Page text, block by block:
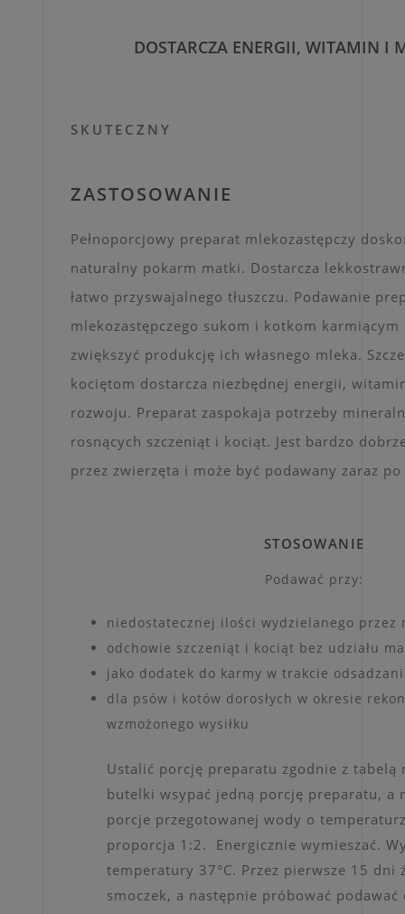
DOSTARCZA ENERGII, WITAMIN I
SKUTECZNY
ZASTOSOWANIE
Pełnoporcjowy preparat mlekozastępczy
naturalny pokarm matki. Dostarcza
łatwo przyswajalnego tłuszczu. Podawanie
mlekozastępczego sukom i kotkom karmiącym
zwiększyć produkcję ich własnego mleka.
kociętom dostarcza niezbędnej energii,
rozwoju. Preparat zaspokaja potrzeby
rosnących szczeniąt i kociąt. Jest bardzo
przez zwierzęta i może być podawany zaraz
STOSOWANIE
Podawać przy:
niedostatecznej ilości wydzielanego przez
odchowie szczeniąt i kociąt bez udziału
jako dodatek do karmy w trakcie
dla psów i kotów dorosłych w okresie
wzmożonego wysiłku
Ustalić porcję preparatu zgodnie z tabelą
butelki wsypać jedną porcję preparatu, a
porcje przegotowanej wody o
proporcja 1:2. Energicznie wymieszać.
temperatury 37°C. Przez pierwsze 15 dni
smoczek, a następnie próbować